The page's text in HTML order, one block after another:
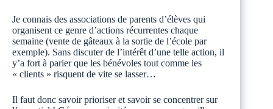
Je connais des associations de parents d’élèves qui
organisent ce genre d’actions récurrentes chaque
semaine (vente de gâteaux à la sortie de l’école par
exemple). Sans discuter de l’intérêt d’une telle action, il
y’a fort à parier que les bénévoles tout comme les
« clients » risquent de vite se lasser…
Il faut donc savoir prioriser et savoir se concentrer sur